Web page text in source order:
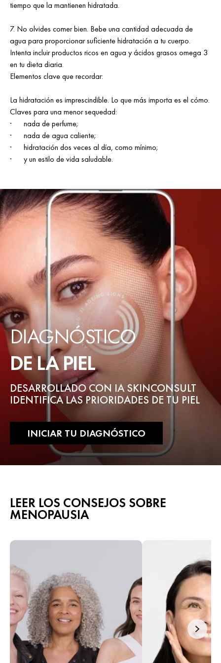
tiempo que la mantienen hidratada.
7. No olvides comer bien. Bebe una cantidad adecuada de
agua para proporcionar suficiente hidratación a tu cuerpo.
Intenta incluir productos ricos en agua y ácidos grasos omega 3
en tu dieta diaria.
Elementos clave que recordar:
La hidratación es imprescindible. Lo que más importa es el cómo.
Claves para una menor sequedad:
· nada de perfume;
· nada de agua caliente;
· hidratación dos veces al día, como mínimo;
· y un estilo de vida saludable.
DIAGNÓSTICO
DE LA PIEL
DESARROLLADO CON IA SKINCONSULT
IDENTIFICA LAS PRIORIDADES DE TU PIEL
INICIAR TU DIAGNÓSTICO
LEER LOS CONSEJOS SOBRE
MENOPAUSIA